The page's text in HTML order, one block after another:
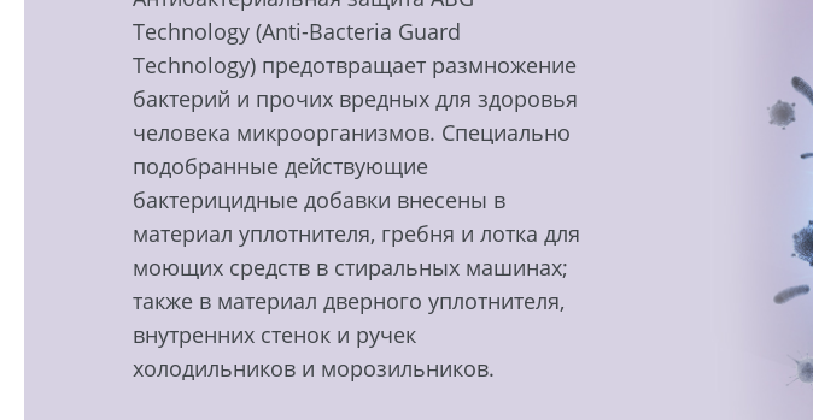
Technology (Anti-Bacteria Guard
Technology) предотвращает размножение
бактерий и прочих вредных для здоровья
человека микроорганизмов. Специально
подобранные действующие
бактерицидные добавки внесены в
материал уплотнителя, гребня и лотка для
моющих средств в стиральных машинах;
также в материал дверного уплотнителя,
внутренних стенок и ручек
холодильников и морозильников.